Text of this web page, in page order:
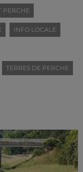
PERCHE
INFO LOCALE
TERRES DE PERCHE